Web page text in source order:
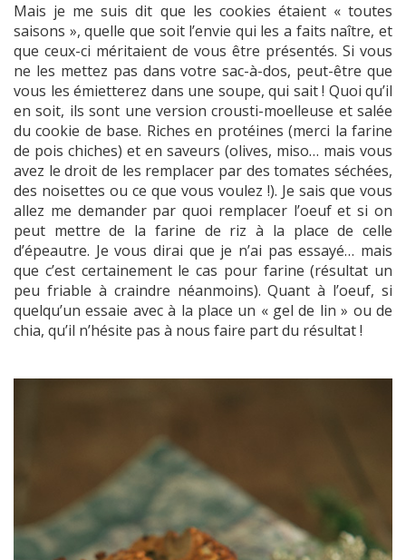
Mais je me suis dit que les cookies étaient « toutes
saisons », quelle que soit l’envie qui les a faits naître, et
que ceux-ci méritaient de vous être présentés. Si vous
ne les mettez pas dans votre sac-à-dos, peut-être que
vous les émietterez dans une soupe, qui sait ! Quoi qu’il
en soit, ils sont une version crousti-moelleuse et salée
du cookie de base. Riches en protéines (merci la farine
de pois chiches) et en saveurs (olives, miso… mais vous
avez le droit de les remplacer par des tomates séchées,
des noisettes ou ce que vous voulez !). Je sais que vous
allez me demander par quoi remplacer l’oeuf et si on
peut mettre de la farine de riz à la place de celle
d’épeautre. Je vous dirai que je n’ai pas essayé… mais
que c’est certainement le cas pour farine (résultat un
peu friable à craindre néanmoins). Quant à l’oeuf, si
quelqu’un essaie avec à la place un « gel de lin » ou de
chia, qu’il n’hésite pas à nous faire part du résultat !